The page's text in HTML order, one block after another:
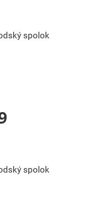
spolok
spolok